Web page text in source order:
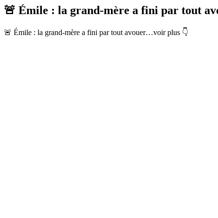
🚨​ Émile : la grand-mère a fini par tout
🚨​ Émile : la grand-mère a fini par tout avouer…​voir plus 👇